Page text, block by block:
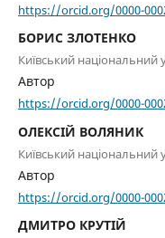
https://orcid.org/0000-
БОРИС ЗЛОТЕНКО
Київський національний
Автор
https://orcid.org/0000-
ОЛЕКСІЙ ВОЛЯНИК
Київський національний
Автор
https://orcid.org/0000-
ДМИТРО КРУТІЙ